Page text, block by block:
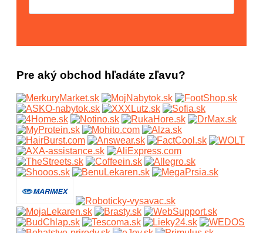
Pre aký obchod hľadáte zľavu?